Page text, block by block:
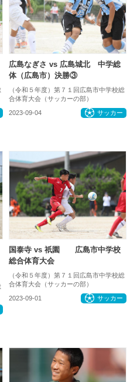
広島なぎさ vs 広島城北 中学総
体（広島市）決勝③
（令和５年度）第７１回広島市中学校総
合体育大会（サッカーの部）
2023-09-04 サッカー
国泰寺 vs 祇園 広島市中学校
総合体育大会
（令和５年度）第７１回広島市中学校総
合体育大会（サッカーの部）
2023-09-01 サッカー